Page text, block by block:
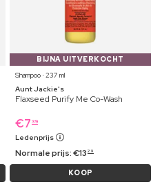
BIJNA UITVERKOCHT
Shampoo ⋅ 237 ml
Aunt Jackie's
Flaxseed Purify Me Co-Wash
€7 39
Ledenprijs
Normale prijs:€13 29
KOOP